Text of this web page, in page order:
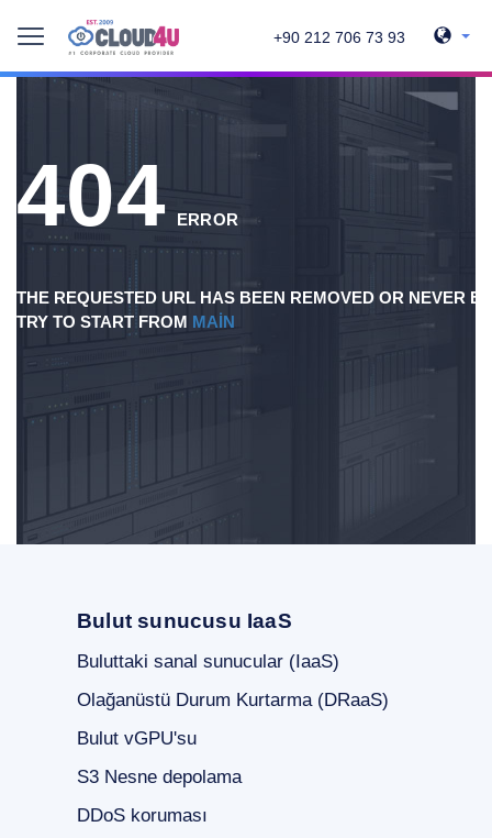
+90 212 706 73 93
404 ERROR
THE REQUESTED URL HAS BEEN REMOVED OR NEVER
TRY TO START FROM MAIN
Bulut sunucusu IaaS
Buluttaki sanal sunucular (IaaS)
Olağanüstü Durum Kurtarma (DRaaS)
Bulut vGPU'su
S3 Nesne depolama
DDoS koruması